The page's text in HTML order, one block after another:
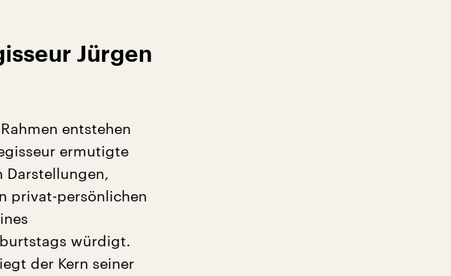
Jürgen
entstehen
ermutigte
Darstellungen,
privat-persönlichen
würdigt.
der Kern seiner